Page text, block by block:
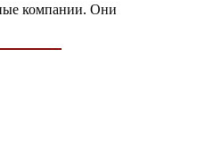
компании. Они